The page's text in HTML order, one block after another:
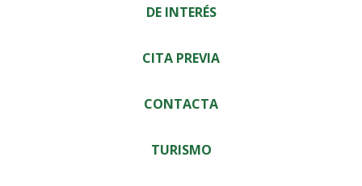
DE INTERÉS
CITA PREVIA
CONTACTA
TURISMO